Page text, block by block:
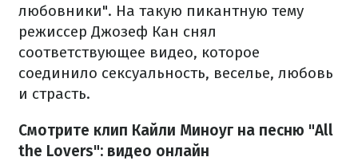
любовники". На такую пикантную тему
режиссер Джозеф Кан снял
соответствующее видео, которое
соединило сексуальность, веселье, любовь
и страсть.
Смотрите клип Кайли Миноуг на песню "All
the Lovers": видео онлайн